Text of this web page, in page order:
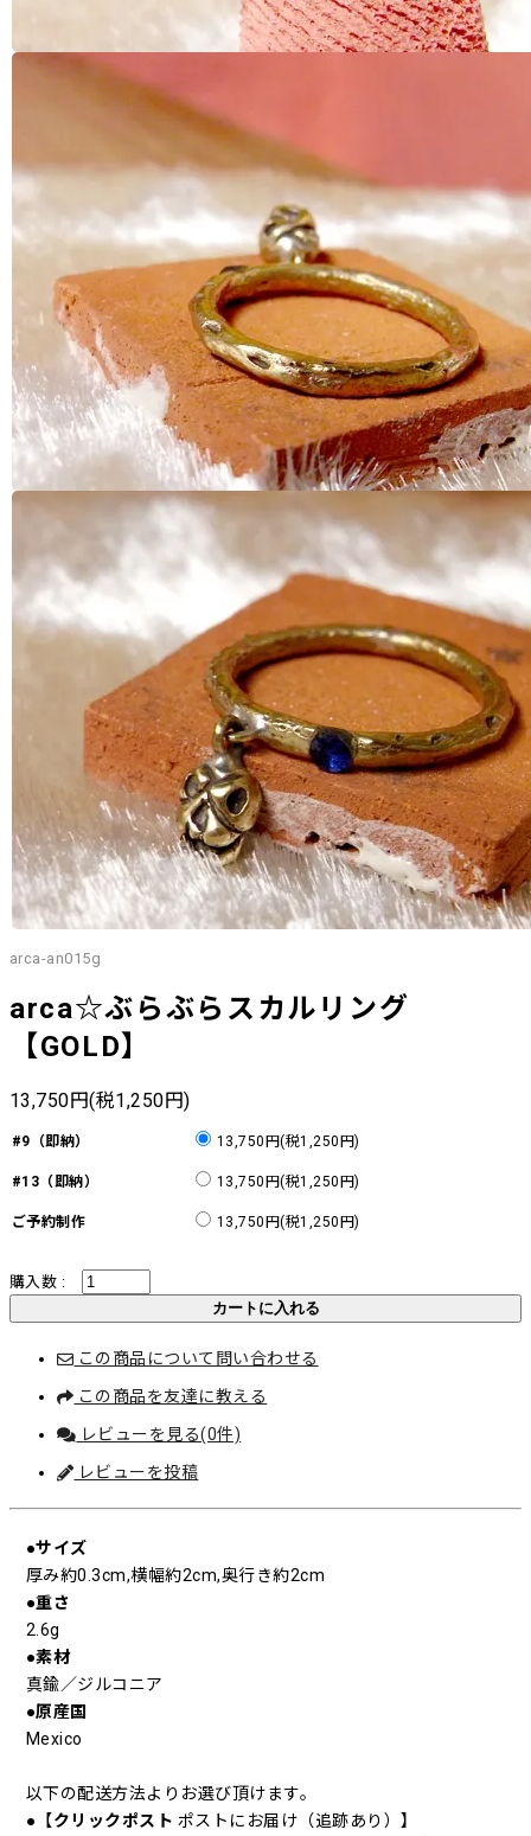
arca-an015g
arca☆ぶらぶらスカルリング
【GOLD】
13,750円(税1,250円)
#9（即納） 13,750円(税1,250円)
#13（即納） 13,750円(税1,250円)
ご予約制作 13,750円(税1,250円)
購入数 :
この商品について問い合わせる
この商品を友達に教える
レビューを見る(0件)
レビューを投稿
●サイズ
厚み約0.3cm,横幅約2cm,奥行き約2cm
●重さ
2.6g
●素材
真鍮／ジルコニア
●原産国
Mexico
以下の配送方法よりお選び頂けます。
●【クリックポスト ポストにお届け（追跡あり）】